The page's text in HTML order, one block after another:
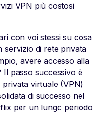
VPN più costosi
con voi stessi su cosa
servizio di rete privata
avere accesso alla
Il passo successivo è
virtuale (VPN)
di successo nel
per un lungo periodo